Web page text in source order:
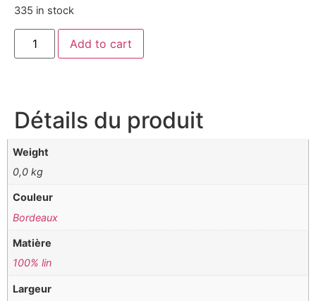
335 in stock
Add to cart
Détails du produit
Weight
0,0 kg
Couleur
Bordeaux
Matière
100% lin
Largeur